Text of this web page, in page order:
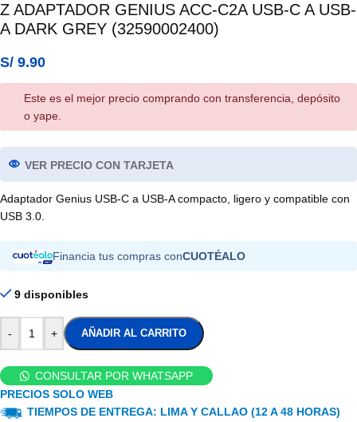
Z ADAPTADOR GENIUS ACC-C2A USB-C A USB-
A DARK GREY (32590002400)
S/ 9.90
Este es el mejor precio comprando con transferencia, depósito
o yape.
VER PRECIO CON TARJETA
Adaptador Genius USB-C a USB-A compacto, ligero y compatible con
USB 3.0.
Financia tus compras conCUOTÉALO
9 disponibles
- + AÑADIR AL CARRITO
CONSULTAR POR WHATSAPP
PRECIOS SOLO WEB
TIEMPOS DE ENTREGA: LIMA Y CALLAO (12 A 48 HORAS)